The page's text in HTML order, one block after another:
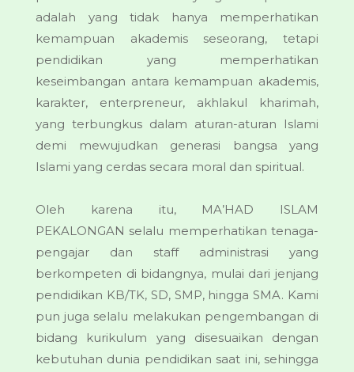
adalah yang tidak hanya memperhatikan
kemampuan akademis seseorang, tetapi
pendidikan yang memperhatikan
keseimbangan antara kemampuan akademis,
karakter, enterpreneur, akhlakul kharimah,
yang terbungkus dalam aturan-aturan Islami
demi mewujudkan generasi bangsa yang
Islami yang cerdas secara moral dan spiritual.
Oleh karena itu, MA’HAD ISLAM
PEKALONGAN selalu memperhatikan tenaga-
pengajar dan staff administrasi yang
berkompeten di bidangnya, mulai dari jenjang
pendidikan KB/TK, SD, SMP, hingga SMA. Kami
pun juga selalu melakukan pengembangan di
bidang kurikulum yang disesuaikan dengan
kebutuhan dunia pendidikan saat ini, sehingga